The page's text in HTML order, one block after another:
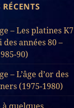
– Les platines K7
années 80 –
90)
– L’âge d’or des
(1975-1980)